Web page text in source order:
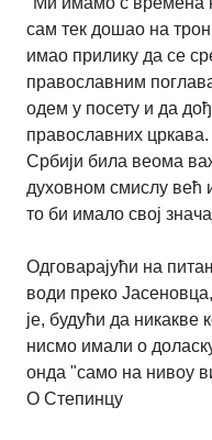
сам тек дошао на
имао прилику да се
православним
одем у посету и да
православних
Србији била веома
духовном смислу већ
то би имало свој
Одговарајући на
води преко
је, будући да никакве
нисмо имали о
онда "само на нивоу
О Степинцу